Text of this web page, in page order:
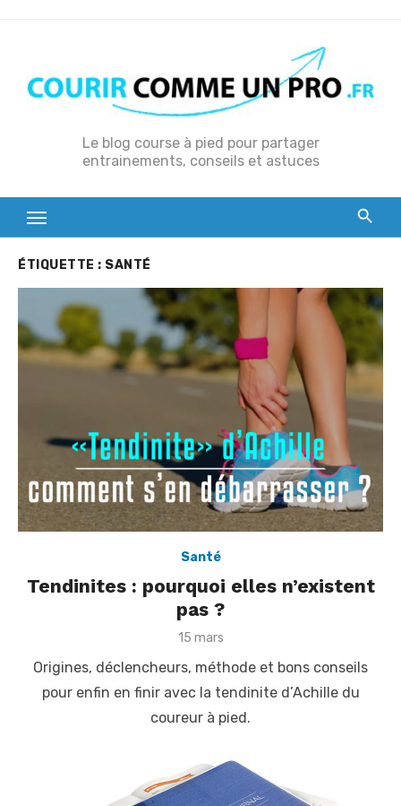
t
Le blog course à pied pour partager
entrainements, conseils et astuces
ÉTIQUETTE : SANTÉ
Santé
Tendinites : pourquoi elles n’existent
pas ?
P
s
e
d
15 mars
Origines, déclencheurs, méthode et bons conseils
pour enfin en finir avec la tendinite d’Achille du
coureur à pied.